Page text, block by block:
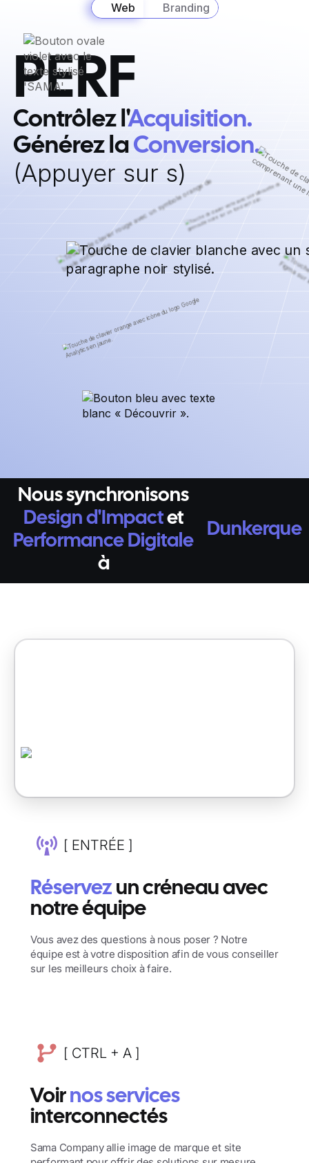
Web Branding
PERF
Contrôlez l'Acquisition. ‍
Générez la Conversion.
‍(Appuyer sur s)
Nous synchronisons
Design d'Impactet
Performance Digitale
à
Dunkerque
[ ENTRÉE ]
Réservez un créneau avec
notre équipe
Vous avez des questions à nous poser ? Notre
équipe est à votre disposition afin de vous conseiller
sur les meilleurs choix à faire.
[ CTRL + A ]
Voir nos services
interconnectés
Sama Company allie image de marque et site